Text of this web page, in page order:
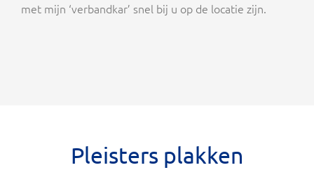
met mijn ‘verbandkar’ snel bij u op de locatie zijn.
Pleisters plakken